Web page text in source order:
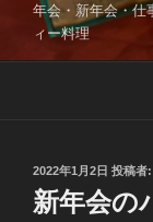
年会・新年会・仕
ィー料理
投
稿
日:
2022年1月2日 投稿者:
新年会の